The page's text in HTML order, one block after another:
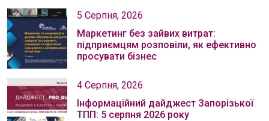
5 Серпня, 2026
Маркетинг без зайвих витрат:
підприємцям розповіли, як ефективно
просувати бізнес
4 Серпня, 2026
Інформаційний дайджест Запорізької
ТПП: 5 серпня 2026 року